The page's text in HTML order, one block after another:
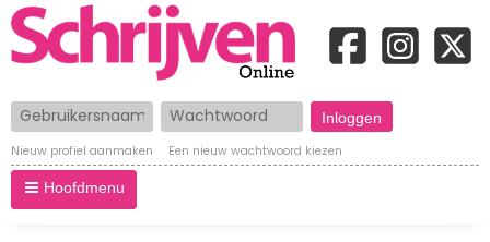
Gebruikersnaam Wachtwoord
Nieuw profiel aanmaken Een nieuw wachtwoord kiezen
Hoofdmenu